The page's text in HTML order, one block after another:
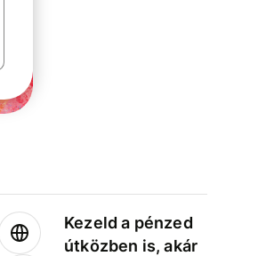
Kezeld a pénzed
útközben is, akár